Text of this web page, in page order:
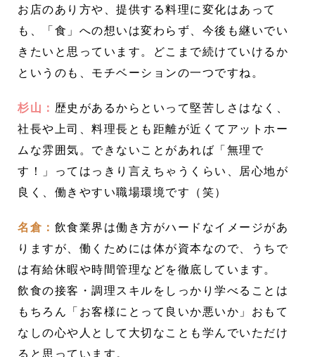
お店のあり方や、提供する料理に変化はあって
も、「食」への想いは変わらず、今後も継いでい
きたいと思っています。どこまで続けていけるか
というのも、モチベーションの一つですね。
杉山： 歴史があるからといって堅苦しさはなく、
社長や上司、料理長とも距離が近くてアットホー
ムな雰囲気。できないことがあれば「無理で
す！」ってはっきり言えちゃうくらい、居心地が
良く、働きやすい職場環境です（笑）
名倉： 飲食業界は働き方がハードなイメージがあ
りますが、働くためには体が資本なので、うちで
は有給休暇や時間管理などを徹底しています。
飲食の接客・調理スキルをしっかり学べることは
もちろん「お客様にとって良いか悪いか」おもて
なしの心や人として大切なことも学んでいただけ
ると思っています。